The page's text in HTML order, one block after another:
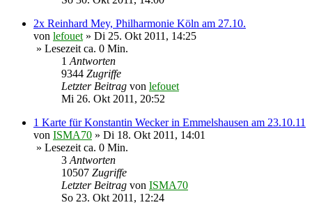
2x Reinhard Mey, Philharmonie Köln am 27.10.
von lefouet» Di 25. Okt 2011, 14:25
» Lesezeit ca. 0 Min.
1Antworten
9344 Zugriffe
Letzter Beitrag von lefouet
Mi 26. Okt 2011, 20:52
1 Karte für Konstantin Wecker in Emmelshausen am 23.10.11
von ISMA70 » Di 18. Okt 2011, 14:01
» Lesezeit ca. 0 Min.
3Antworten
10507 Zugriffe
Letzter Beitrag von ISMA70
So 23. Okt 2011, 12:24